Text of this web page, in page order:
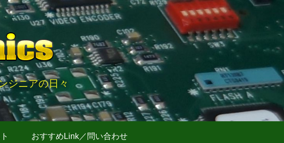
ジニアの日々
おすすめLink／問い合わせ